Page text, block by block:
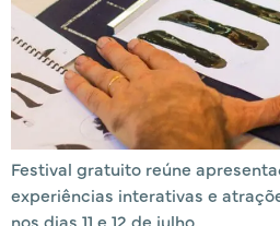
Festival gratuito reúne
experiências interativas e
nos dias 11 e 12 de julho.